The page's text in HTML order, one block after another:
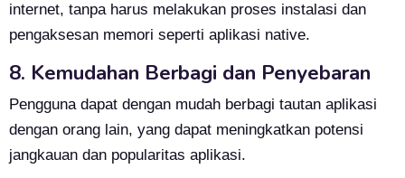
internet, tanpa harus melakukan proses instalasi dan
pengaksesan memori seperti aplikasi native.
8. Kemudahan Berbagi dan Penyebaran
Pengguna dapat dengan mudah berbagi tautan aplikasi
dengan orang lain, yang dapat meningkatkan potensi
jangkauan dan popularitas aplikasi.